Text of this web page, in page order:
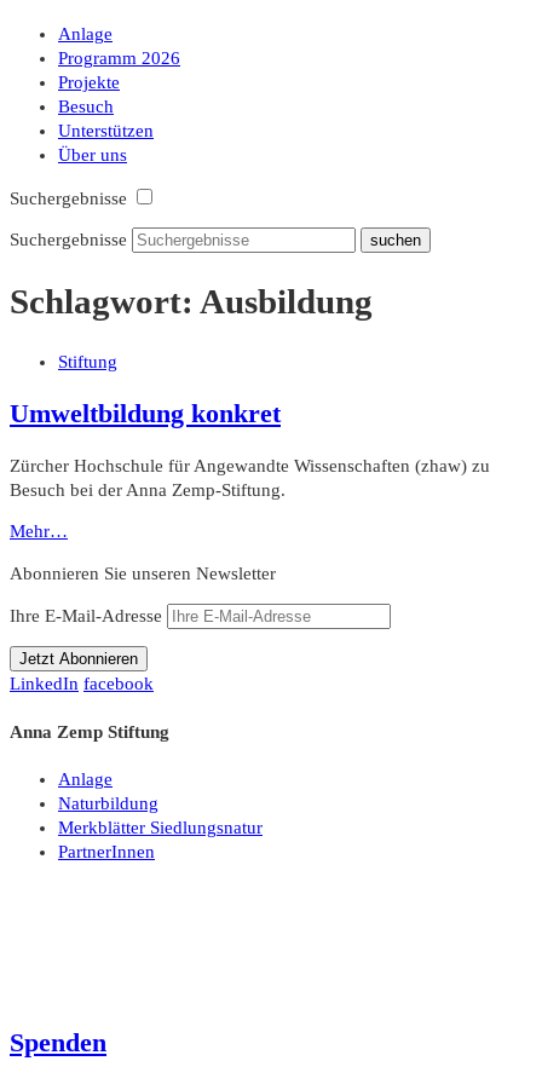
Anlage
Programm 2026
Projekte
Besuch
Unterstützen
Über uns
Suchergebnisse
Suchergebnisse
Schlagwort: Ausbildung
Stiftung
Umweltbildung konkret
Zürcher Hochschule für Angewandte Wissenschaften (zhaw) zu
Besuch bei der Anna Zemp-Stiftung.
Mehr…
Abonnieren Sie unseren Newsletter
Ihre E-Mail-Adresse
LinkedIn facebook
Anna Zemp Stiftung
Anlage
Naturbildung
Merkblätter Siedlungsnatur
PartnerInnen
Spenden